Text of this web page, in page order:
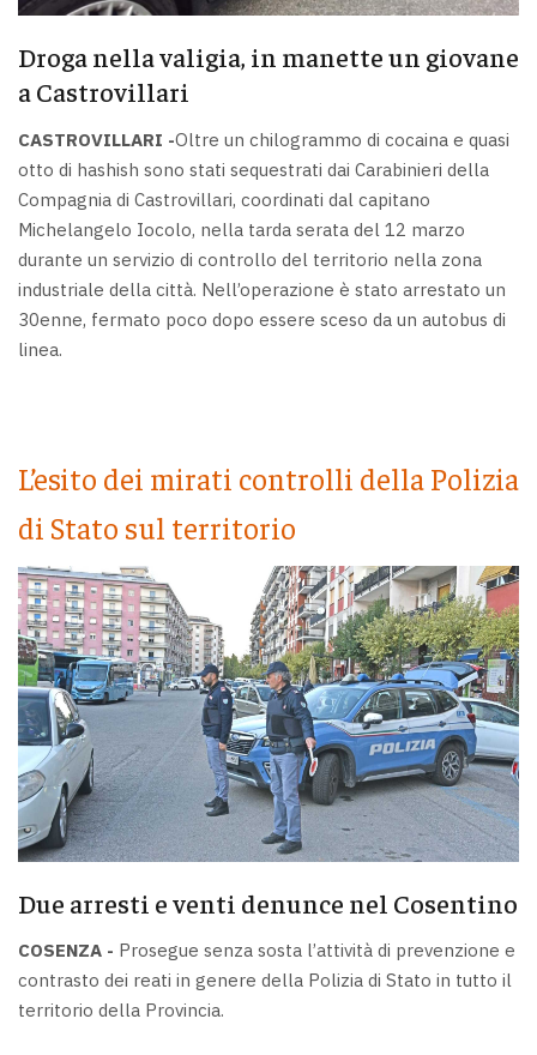
Droga nella valigia, in manette un giovane
a Castrovillari
CASTROVILLARI -Oltre un chilogrammo di cocaina e quasi
otto di hashish sono stati sequestrati dai Carabinieri della
Compagnia di Castrovillari, coordinati dal capitano
Michelangelo Iocolo, nella tarda serata del 12 marzo
durante un servizio di controllo del territorio nella zona
industriale della città. Nell’operazione è stato arrestato un
30enne, fermato poco dopo essere sceso da un autobus di
linea.
L’esito dei mirati controlli della Polizia
di Stato sul territorio
Due arresti e venti denunce nel Cosentino
COSENZA - Prosegue senza sosta l’attività di prevenzione e
contrasto dei reati in genere della Polizia di Stato in tutto il
territorio della Provincia.